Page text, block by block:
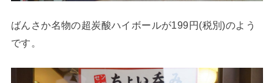
ばんさか名物の超炭酸ハイボールが199円(税別)のよう
です。